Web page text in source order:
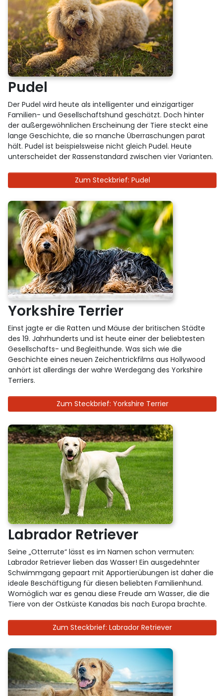
Pudel
Der Pudel wird heute als intelligenter und einzigartiger
Familien- und Gesellschaftshund geschätzt. Doch hinter
der außergewöhnlichen Erscheinung der Tiere steckt eine
lange Geschichte, die so manche Überraschungen parat
hält. Pudel ist beispielsweise nicht gleich Pudel. Heute
unterscheidet der Rassenstandard zwischen vier Varianten.
Zum Steckbrief: Pudel
Yorkshire Terrier
Einst jagte er die Ratten und Mäuse der britischen Städte
des 19. Jahrhunderts und ist heute einer der beliebtesten
Gesellschafts- und Begleithunde. Was sich wie die
Geschichte eines neuen Zeichentrickfilms aus Hollywood
anhört ist allerdings der wahre Werdegang des Yorkshire
Terriers.
Zum Steckbrief: Yorkshire Terrier
Labrador Retriever
Seine „Otterrute“ lässt es im Namen schon vermuten:
Labrador Retriever lieben das Wasser! Ein ausgedehnter
Schwimmgang gepaart mit Apportierübungen ist daher die
ideale Beschäftigung für diesen beliebten Familienhund.
Womöglich war es genau diese Freude am Wasser, die die
Tiere von der Ostküste Kanadas bis nach Europa brachte.
Zum Steckbrief: Labrador Retriever